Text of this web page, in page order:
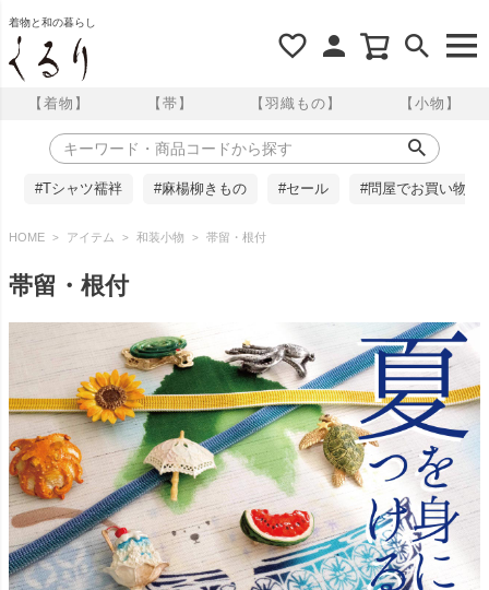
着物と和の暮らし
【着物】 【帯】 【羽織もの】 【小物】
#Tシャツ襦袢 #麻楊柳きもの #セール #問屋でお買い物
HOME アイテム 和装小物 帯留・根付
帯留・根付